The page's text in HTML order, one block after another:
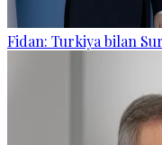
Fidan: Turkiya bilan